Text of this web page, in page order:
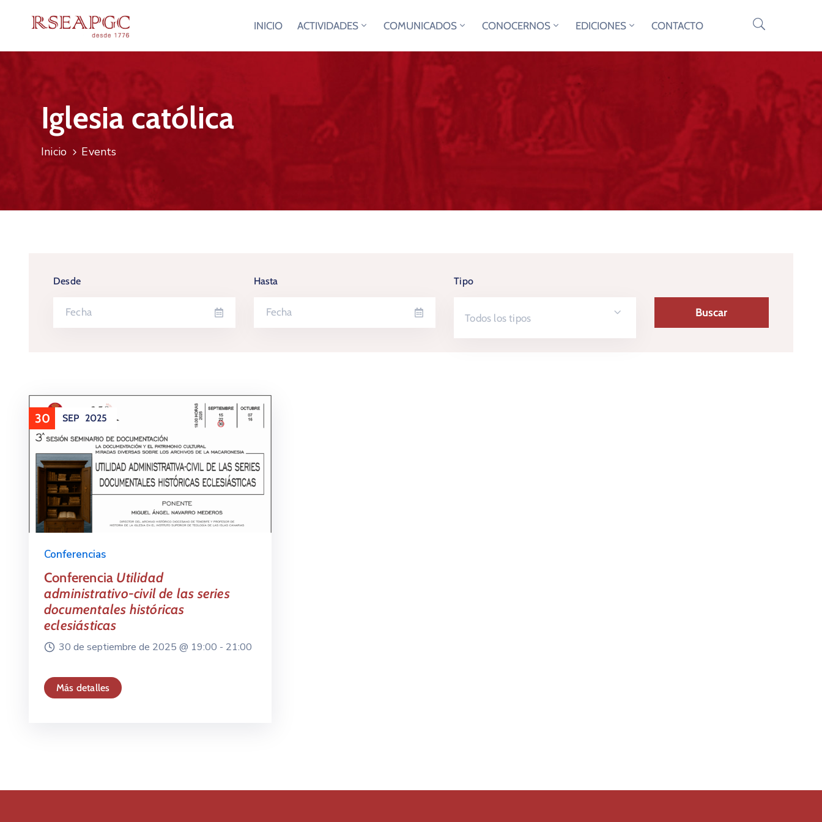
INICIO ACTIVIDADES COMUNICADOS CONOCERNOS EDICIONES CONTACTO
Iglesia católica
Inicio Events
Desde Hasta Tipo
Todos los tipos
30 SEP 2025
Conferencias
Conferencia Utilidad
administrativo-civil de las series
documentales históricas
eclesiásticas
30 de septiembre de 2025 @ 19:00 - 21:00
Más detalles